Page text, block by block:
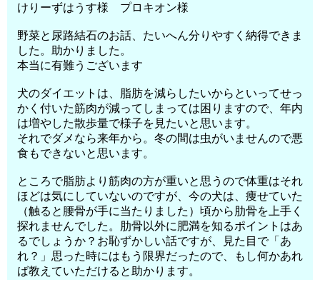
けりーずはうす様 プロキオン様
野菜と尿路結石のお話、たいへん分りやすく納得できま
した。助かりました。
本当に有難うございます
犬のダイエットは、脂肪を減らしたいからといってせっ
かく付いた筋肉が減ってしまっては困りますので、年内
は増やした散歩量で様子を見たいと思います。
それでダメなら来年から。冬の間は虫がいませんので悪
食もできないと思います。
ところで脂肪より筋肉の方が重いと思うので体重はそれ
ほどは気にしていないのですが、今の犬は、痩せていた
（触ると腰骨が手に当たりました）頃から肋骨を上手く
探れませんでした。肋骨以外に肥満を知るポイントはあ
るでしょうか？お恥ずかしい話ですが、見た目で「あ
れ？」思った時にはもう限界だったので、もし何かあれ
ば教えていただけると助かります。